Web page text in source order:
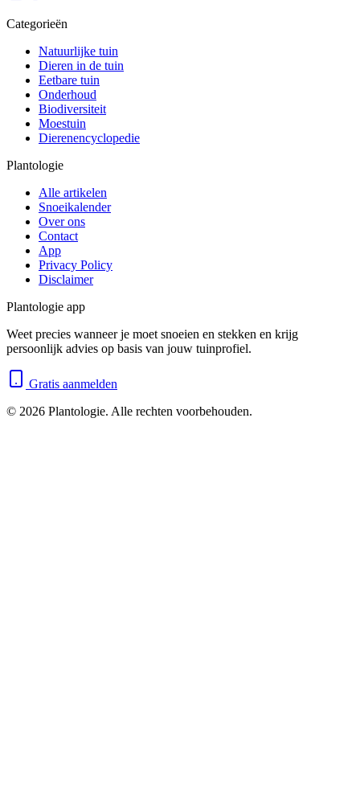
Categorieën
Natuurlijke tuin
Dieren in de tuin
Eetbare tuin
Onderhoud
Biodiversiteit
Moestuin
Dierenencyclopedie
Plantologie
Alle artikelen
Snoeikalender
Over ons
Contact
App
Privacy Policy
Disclaimer
Plantologie app
Weet precies wanneer je moet snoeien en stekken en krijg
persoonlijk advies op basis van jouw tuinprofiel.
Gratis aanmelden
© 2026 Plantologie. Alle rechten voorbehouden.